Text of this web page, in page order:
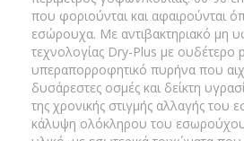
που φοριούνται και αφαιρούνται
εσώρουχα. Με αντιβακτηριακό μη
τεχνολογίας Dry-Plus με ουδέτερο
υπεραπορροφητικό πυρήνα που
δυσάρεστες οσμές και δείκτη
της χρονικής στιγμής αλλαγής του
κάλυψη ολόκληρου του